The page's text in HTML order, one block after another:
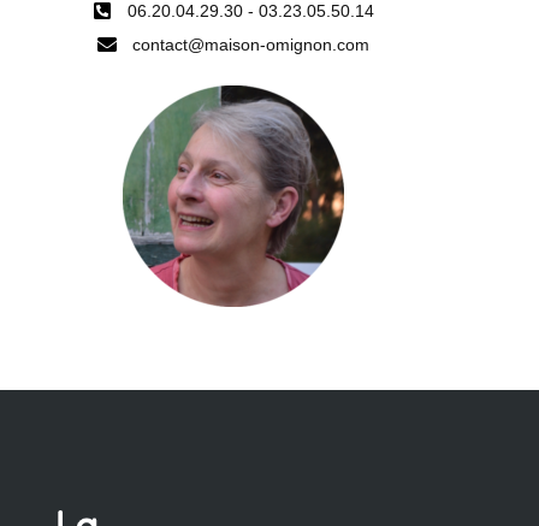
06.20.04.29.30 - 03.23.05.50.14
contact@maison-omignon.com